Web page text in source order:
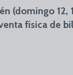
(domingo
física de